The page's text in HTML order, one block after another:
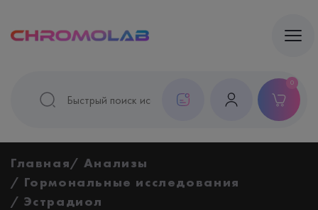
0
Главная
Анализы
Гормональные исследования
Эстрадиол